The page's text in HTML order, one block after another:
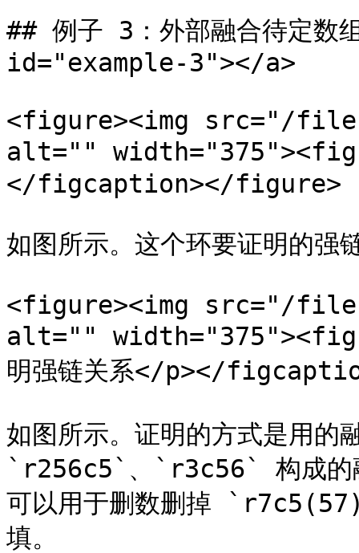
## 例子 3：外部融合待定
id="example-3"></a>
<figure><img src="/files/
alt=""
</figcaption></figure>
如图所示。这个环要证明的
<figure><img src="/
alt=""
明强链关系</p></
如图所示。证明的方式是用的
`r256c5`、`r3c56` 构成的
可以用于删数删掉
填。